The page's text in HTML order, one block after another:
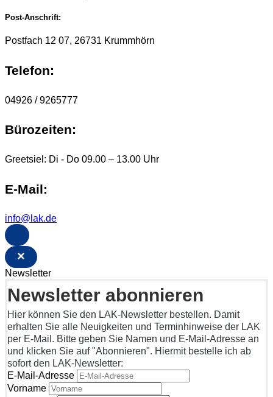
Post-Anschrift:
Postfach 12 07, 26731 Krummhörn
Telefon:
04926 / 9265777
Bürozeiten:
Greetsiel: Di - Do 09.00 – 13.00 Uhr
E-Mail:
info@lak.de
×
Newsletter
Newsletter abonnieren
Hier können Sie den LAK-Newsletter bestellen. Damit
erhalten Sie alle Neuigkeiten und Terminhinweise der LAK
per E-Mail. Bitte geben Sie Namen und E-Mail-Adresse an
und klicken Sie auf "Abonnieren". Hiermit bestelle ich ab
sofort den LAK-Newsletter:
E-Mail-Adresse
Vorname